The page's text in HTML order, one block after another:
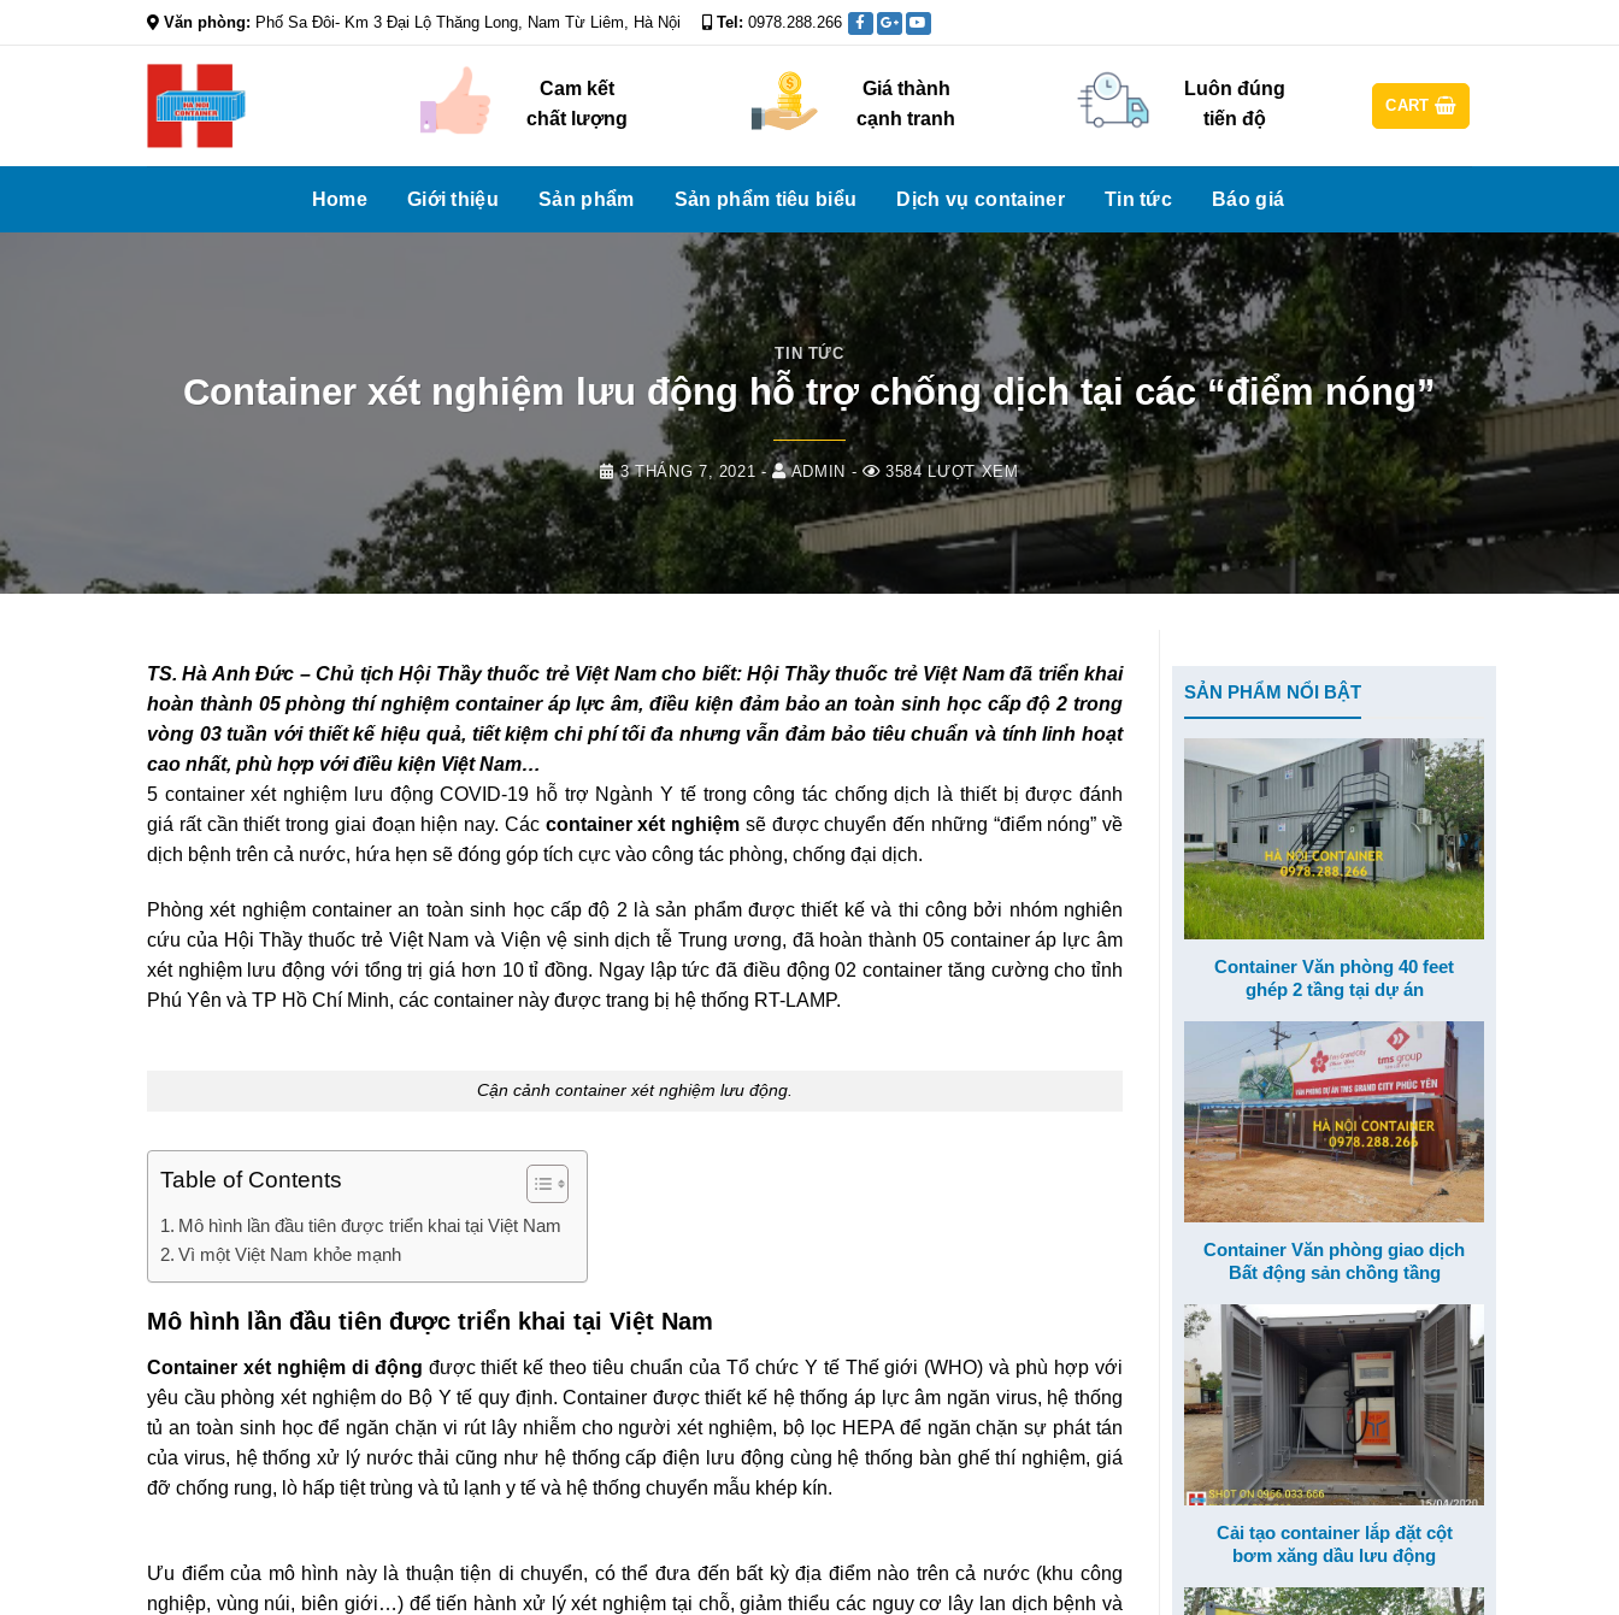
Văn phòng: Phố Sa Đôi- Km 3 Đại Lộ Thăng Long, Nam Từ Liêm, Hà Nội Tel: 0978.288.266
Cam kết
chất lượng
Giá thành
cạnh tranh
Luôn đúng
tiến độ
CART
Home Giới thiệu Sản phẩm Sản phẩm tiêu biểu Dịch vụ container Tin tức Báo giá
TIN TỨC
Container xét nghiệm lưu động hỗ trợ chống dịch tại các “điểm nóng”
3 THÁNG 7, 2021 - ADMIN - 3584 LƯỢT XEM
TS. Hà Anh Đức – Chủ tịch Hội Thầy thuốc trẻ Việt Nam cho biết: Hội Thầy thuốc trẻ Việt Nam đã triển khai
hoàn thành 05 phòng thí nghiệm container áp lực âm, điều kiện đảm bảo an toàn sinh học cấp độ 2 trong
vòng 03 tuần với thiết kế hiệu quả, tiết kiệm chi phí tối đa nhưng vẫn đảm bảo tiêu chuẩn và tính linh hoạt
cao nhất, phù hợp với điều kiện Việt Nam…
5 container xét nghiệm lưu động COVID-19 hỗ trợ Ngành Y tế trong công tác chống dịch là thiết bị được đánh
giá rất cần thiết trong giai đoạn hiện nay. Các container xét nghiệm sẽ được chuyển đến những “điểm nóng” về
dịch bệnh trên cả nước, hứa hẹn sẽ đóng góp tích cực vào công tác phòng, chống đại dịch.
Phòng xét nghiệm container an toàn sinh học cấp độ 2 là sản phẩm được thiết kế và thi công bởi nhóm nghiên
cứu của Hội Thầy thuốc trẻ Việt Nam và Viện vệ sinh dịch tễ Trung ương, đã hoàn thành 05 container áp lực âm
xét nghiệm lưu động với tổng trị giá hơn 10 tỉ đồng. Ngay lập tức đã điều động 02 container tăng cường cho tỉnh
Phú Yên và TP Hồ Chí Minh, các container này được trang bị hệ thống RT-LAMP.
Cận cảnh container xét nghiệm lưu động.
Table of Contents
Mô hình lần đầu tiên được triển khai tại Việt Nam
Vì một Việt Nam khỏe mạnh
Mô hình lần đầu tiên được triển khai tại Việt Nam
Container xét nghiệm di động được thiết kế theo tiêu chuẩn của Tổ chức Y tế Thế giới (WHO) và phù hợp với
yêu cầu phòng xét nghiệm do Bộ Y tế quy định. Container được thiết kế hệ thống áp lực âm ngăn virus, hệ thống
tủ an toàn sinh học để ngăn chặn vi rút lây nhiễm cho người xét nghiệm, bộ lọc HEPA để ngăn chặn sự phát tán
của virus, hệ thống xử lý nước thải cũng như hệ thống cấp điện lưu động cùng hệ thống bàn ghế thí nghiệm, giá
đỡ chống rung, lò hấp tiệt trùng và tủ lạnh y tế và hệ thống chuyển mẫu khép kín.
Ưu điểm của mô hình này là thuận tiện di chuyển, có thể đưa đến bất kỳ địa điểm nào trên cả nước (khu công
nghiệp, vùng núi, biên giới…) để tiến hành xử lý xét nghiệm tại chỗ, giảm thiểu các nguy cơ lây lan dịch bệnh và
SẢN PHẨM NỔI BẬT
Container Văn phòng 40 feet
ghép 2 tầng tại dự án
Container Văn phòng giao dịch
Bất động sản chồng tầng
Cải tạo container lắp đặt cột
bơm xăng dầu lưu động